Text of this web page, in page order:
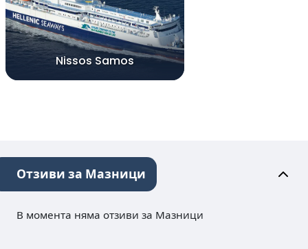
Nissos Samos
Отзиви за Мазници
В момента няма отзиви за Мазници